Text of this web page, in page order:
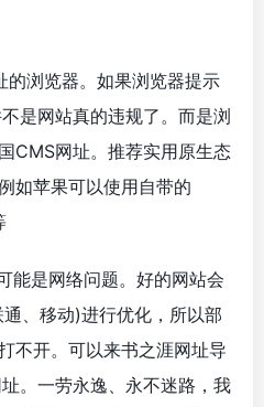
的浏览器。如果浏览器提示
是网站真的违规了。而是浏
CMS网址。推荐实用原生态
如苹果可以使用自带的
能是网络问题。好的网站会
、移动)进行优化，所以部
不开。可以来书之涯网址导
。一劳永逸、永不迷路，我